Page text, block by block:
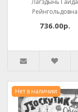
Лагздынь Гайда
Рейнгольдовна
736.00р.
Нет в наличии